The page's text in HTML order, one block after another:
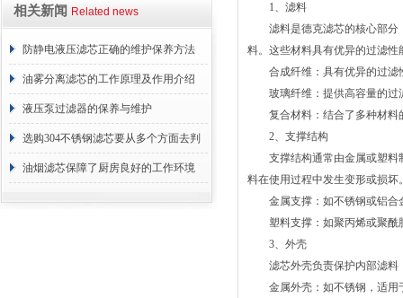
相关新闻 Related news
防静电液压滤芯正确的维护保养方法
油雾分离滤芯的工作原理及作用介绍
液压泵过滤器的保养与维护
选购304不锈钢滤芯要从多个方面去判
断
油烟滤芯保障了厨房良好的工作环境
1、滤料
滤料是德克滤芯的核心部分，
料。这些材料具有优异的过滤
合成纤维：具有优异的过滤
玻璃纤维：提供高容量的过
复合材料：结合了多种材料
2、支撑结构
支撑结构通常由金属或塑料制
料在使用过程中发生变形或损坏
金属支撑：如不锈钢或铝合
塑料支撑：如聚丙烯或聚酰
3、外壳
滤芯外壳负责保护内部滤料
金属外壳：如不锈钢，适用